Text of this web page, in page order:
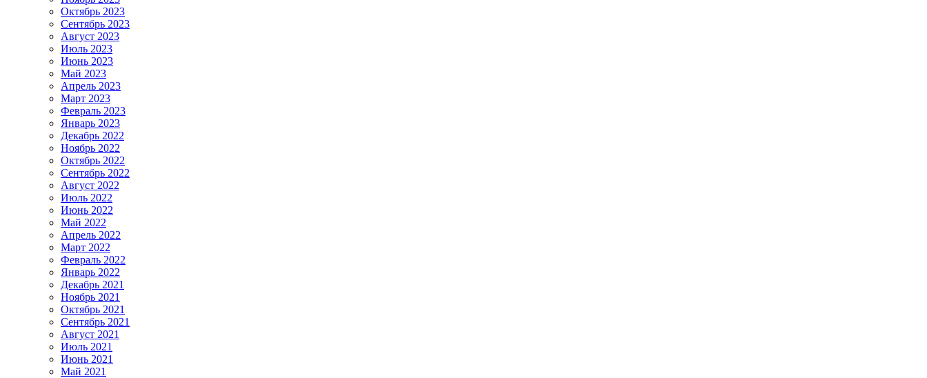
Октябрь 2023
Сентябрь 2023
Август 2023
Июль 2023
Июнь 2023
Май 2023
Апрель 2023
Март 2023
Февраль 2023
Январь 2023
Декабрь 2022
Ноябрь 2022
Октябрь 2022
Сентябрь 2022
Август 2022
Июль 2022
Июнь 2022
Май 2022
Апрель 2022
Март 2022
Февраль 2022
Январь 2022
Декабрь 2021
Ноябрь 2021
Октябрь 2021
Сентябрь 2021
Август 2021
Июль 2021
Июнь 2021
Май 2021